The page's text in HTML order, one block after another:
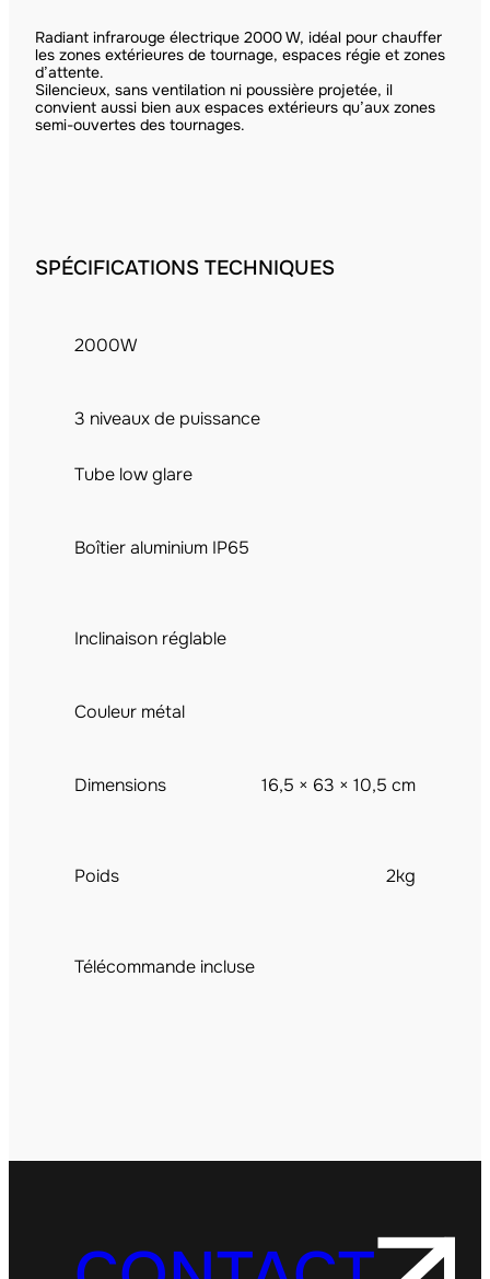
Radiant infrarouge électrique 2000 W, idéal pour chauffer
les zones extérieures de tournage, espaces régie et zones
d’attente.
Silencieux, sans ventilation ni poussière projetée, il
convient aussi bien aux espaces extérieurs qu’aux zones
semi-ouvertes des tournages.
SPÉCIFICATIONS TECHNIQUES
2000W
3 niveaux de puissance
Tube low glare
Boîtier aluminium IP65
Inclinaison réglable
Couleur métal
Dimensions 16,5 × 63 × 10,5 cm
Poids 2kg
Télécommande incluse